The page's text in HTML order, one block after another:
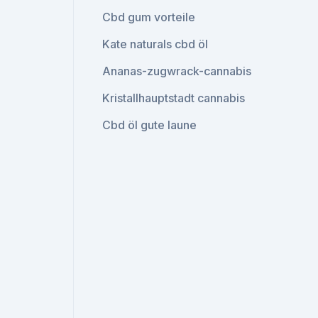
Cbd gum vorteile
Kate naturals cbd öl
Ananas-zugwrack-cannabis
Kristallhauptstadt cannabis
Cbd öl gute laune